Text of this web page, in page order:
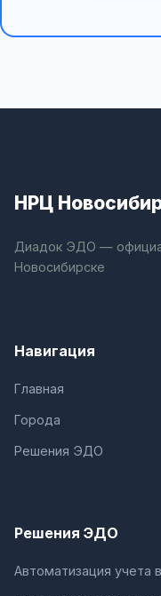
НРЦ
Диадок ЭДО —
Новосибирске
Навигация
Главная
Города
Решения ЭДО
Решения ЭДО
Автоматизация учета